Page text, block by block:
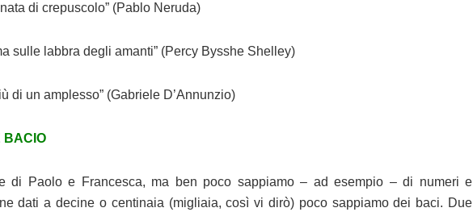
di crepuscolo” (Pablo Neruda)
sulle labbra degli amanti” (Percy Bysshe Shelley)
di un amplesso” (Gabriele D’Annunzio)
BACIO
di Paolo e Francesca, ma ben poco sappiamo – ad esempio – di numeri e
dati a decine o centinaia (migliaia, così vi dirò) poco sappiamo dei baci. Due